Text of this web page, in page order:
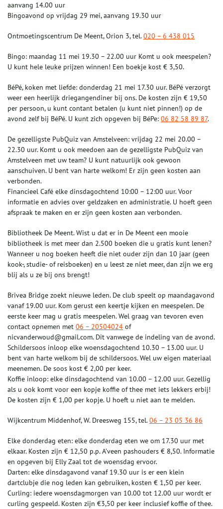
aanvang 14.00 uur
Bingoavond op vrijdag 29 mei, aanvang 19.30 uur
Ontmoetingscentrum De Meent, Orion 3, tel.020 – 6 438 015
Bingo: maandag 11 mei 19.30 – 22.00 uur Komt u ook meespelen?
U kunt hele leuke prijzen winnen! Een boekje kost € 3,50.
BéPé, koken met liefde: donderdag 21 mei 17.30 uur. BéPé verzorgt
weer een heerlijk driegangendiner bij ons. De kosten zijn € 19,50
per persoon, u kunt contant betalen (u kunt niet pinnen!) op de
avond zelf bij BéPé. U kunt zich opgeven bij BéPe: 06 82 58 89 87.
De gezelligste PubQuiz van Amstelveen: vrijdag 22 mei 20.00 –
22.30 uur. Komt u ook meedoen aan de gezelligste PubQuiz van
Amstelveen met uw team? U kunt natuurlijk ook gewoon
aanschuiven. U bent van harte welkom! Er zijn geen kosten aan
verbonden.
Financieel Café elke dinsdagochtend 10:00 – 12:00 uur. Voor
informatie en advies over geldzaken en administratie. U hoeft geen
afspraak te maken en er zijn geen kosten aan verbonden.
Bibliotheek De Meent. Wist u dat er in De Meent een mooie
bibliotheek is met meer dan 2.500 boeken die u gratis kunt lenen?
Wanneer u nog boeken heeft die niet ouder zijn dan 10 jaar (geen
kook-, studie- of reisboeken) en u leest ze niet meer, dan zijn we erg
blij als u ze bij ons brengt!
Brivea Bridge zoekt nieuwe leden. De club speelt op maandagavond
vanaf 19.00 uur. Kom gerust een keertje kijken en meespelen. De
eerste keer mag u gratis meespelen. Wel graag van tevoren even
contact opnemen met 06 – 20504024 of
nicvanderwoud@gmail.com. Dit vanwege de indeling van de avond.
Schildersoos inloop elke woensdagochtend 10.30 – 13.00 uur. U
bent van harte welkom bij de schildersoos. Wel uw eigen materiaal
meenemen. De soos kost € 2,00 per keer.
Koffie inloop: elke dinsdagochtend van 10.00 – 12.00 uur. Gezellig
als u ook komt voor een kopje koffie of thee met iets lekkers erbij!
De kosten zijn € 1,00 per kopje. U hoeft u niet aan te melden.
Wijkcentrum Middenhof, W. Dreesweg 155, tel.06 – 23 05 36 86
Elke donderdag eten: elke donderdag eten we om 17.30 uur met
elkaar. Kosten zijn € 12,50 p.p. A’veen pashouders € 8,50. Informatie
en opgeven bij Elly Zaal tot de woensdag ervoor.
Darten: elke dinsdagavond vanaf 19.30 uur is er een klein
dartclubje die nog leden kan gebruiken, kosten € 1,50 per keer.
Curling: iedere woensdagmorgen van 10.00 tot 12.00 uur wordt er
curling gespeeld. Kosten zijn €3,50 per keer inclusief koffie of thee.